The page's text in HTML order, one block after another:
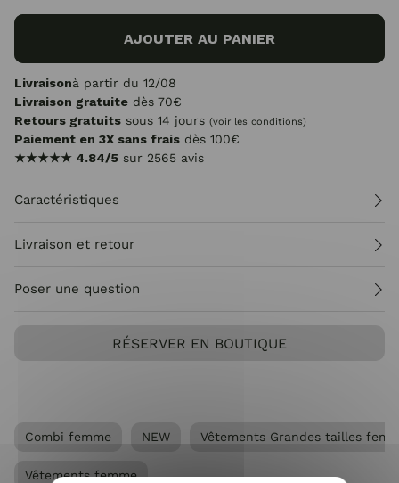
AJOUTER AU PANIER
Livraisonà partir du 12/08
Livraison gratuite dès 70€
Retours gratuits sous 14 jours (voir les conditions)
Paiement en 3X sans frais dès 100€
★★★★★ 4.84/5 sur 2565 avis
Caractéristiques
Livraison et retour
Poser une question
RÉSERVER EN BOUTIQUE
Combi femme NEW Vêtements Grandes tailles
Vêtements femme